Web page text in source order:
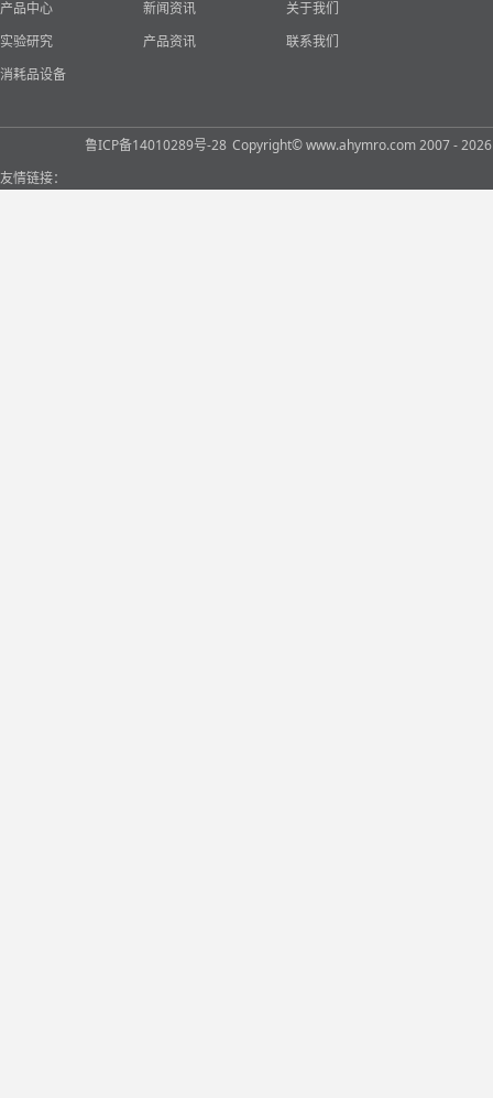
产品中心
实验研究
消耗品设备
新闻资讯
产品资讯
关于我们
联系我们
鲁ICP备14010289号-28 Copyright© www.ahymro.com 2007 - 2026
友情链接：